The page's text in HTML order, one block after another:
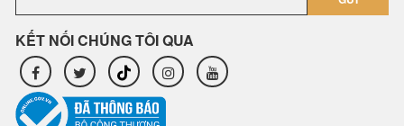
KẾT NỐI CHÚNG TÔI QUA